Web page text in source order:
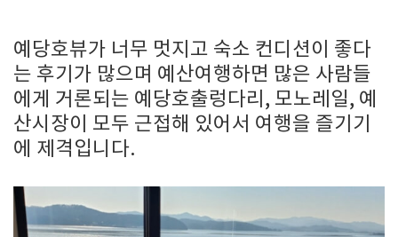
예당호뷰가 너무 멋지고 숙소 컨디션이 좋다
는 후기가 많으며 예산여행하면 많은 사람들
에게 거론되는 예당호출렁다리, 모노레일, 예
산시장이 모두 근접해 있어서 여행을 즐기기
에 제격입니다.